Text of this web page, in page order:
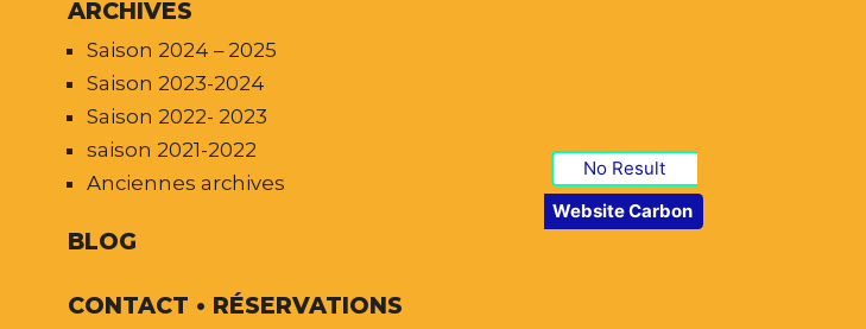
ARCHIVES
Saison 2024 – 2025
Saison 2023-2024
Saison 2022- 2023
saison 2021-2022
Anciennes archives
BLOG
CONTACT • RÉSERVATIONS
No Result
Website Carbon